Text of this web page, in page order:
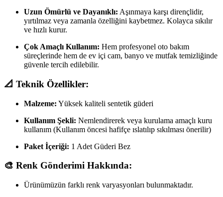
Uzun Ömürlü ve Dayanıklı: Aşınmaya karşı dirençlidir,
yırtılmaz veya zamanla özelliğini kaybetmez. Kolayca sıkılır
ve hızlı kurur.
Çok Amaçlı Kullanım: Hem profesyonel oto bakım
süreçlerinde hem de ev içi cam, banyo ve mutfak temizliğinde
güvenle tercih edilebilir.
📐 Teknik Özellikler:
Malzeme: Yüksek kaliteli sentetik güderi
Kullanım Şekli: Nemlendirerek veya kurulama amaçlı kuru
kullanım (Kullanım öncesi hafifçe ıslatılıp sıkılması önerilir)
Paket İçeriği: 1 Adet Güderi Bez
🎨 Renk Gönderimi Hakkında:
Ürünümüzün farklı renk varyasyonları bulunmaktadır.